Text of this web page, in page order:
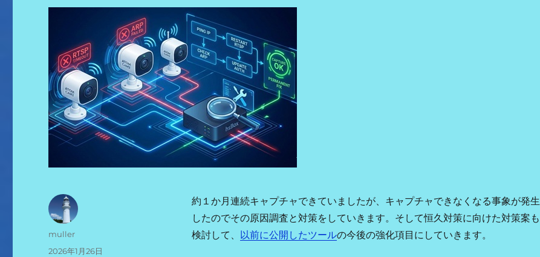
約１か月連続キャプチャできていましたが、キャプチャできなくなる事象が発生
したのでその原因調査と対策をしていきます。そして恒久対策に向けた対策案も
検討して、
以前に公開したツールの今後の強化項目にしていきます。
投
稿
muller
投
2026年1月26日